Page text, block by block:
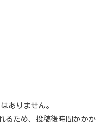
ありません。
るため、投稿後時間がかか